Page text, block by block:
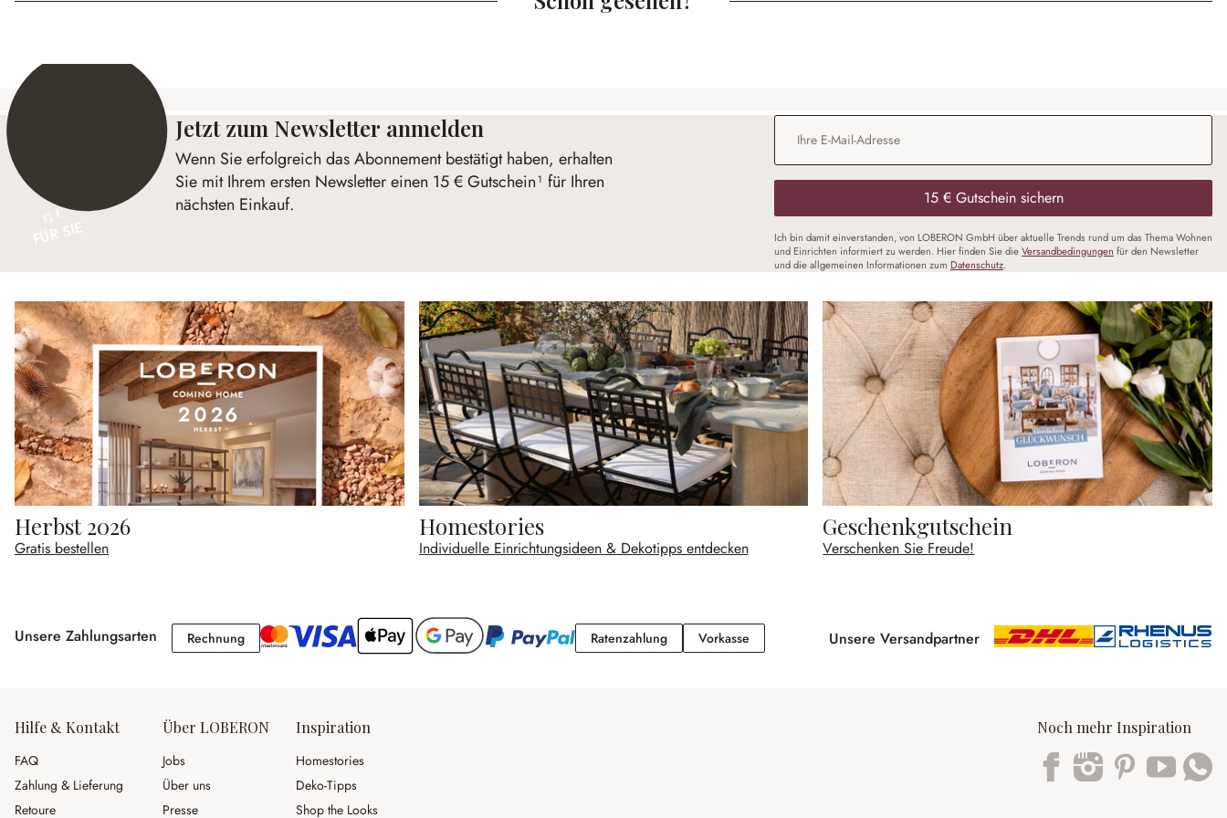
15 €
Jetzt zum Newsletter anmelden
Wenn Sie erfolgreich das Abonnement bestätigt haben, erhalten
Sie mit Ihrem ersten Newsletter einen 15 € Gutschein¹ für Ihren
nächsten Einkauf.
E-Mail-Adresse
15 € Gutschein sichern
Ich bin damit einverstanden, von LOBERON GmbH über aktuelle Trends rund um das Thema Wohnen
und Einrichten informiert zu werden. Hier finden Sie dieVersandbedingungen für den Newsletter
und die allgemeinen Informationen zum Datenschutz.
Herbst 2026
Gratis bestellen
Homestories
Individuelle Einrichtungsideen & Dekotipps entdecken
Geschenkgutschein
Verschenken Sie Freude!
Unsere Zahlungsarten RechnungRechnung RatenzahlungRatenzahlung
VorkasseVorkasse Unsere Versandpartner
Hilfe & Kontakt
FAQ
Zahlung & Lieferung
Retoure
Über LOBERON
Jobs
Über uns
Presse
Inspiration
Homestories
Deko-Tipps
Shop the Looks
Noch mehr Inspiration